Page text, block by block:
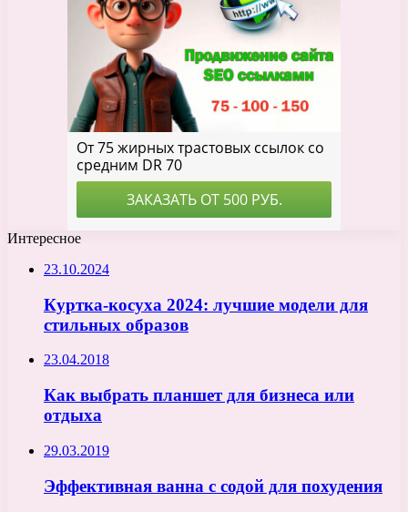
Интересное
23.10.2024
Куртка-косуха 2024: лучшие модели для
стильных образов
23.04.2018
Как выбрать планшет для бизнеса или
отдыха
29.03.2019
Эффективная ванна с содой для похудения